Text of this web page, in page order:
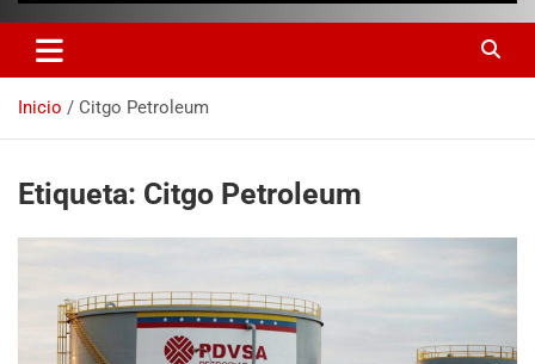
Inicio Citgo Petroleum
Etiqueta: Citgo Petroleum